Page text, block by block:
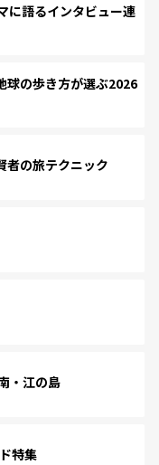
に語るインタビュー連
球の歩き方が選ぶ2026
者の旅テクニック
・江の島
特集